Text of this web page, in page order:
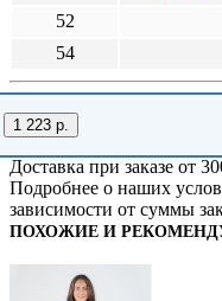
52
54
1 223 р.
Доставка при заказе от
Подробнее о наших
зависимости от суммы
ПОХОЖИЕ И